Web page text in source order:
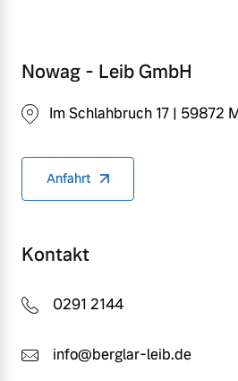
Nowag - Leib GmbH
Im Schlahbruch 17 | 59872
Anfahrt
Kontakt
0291 2144
info@berglar-leib.de